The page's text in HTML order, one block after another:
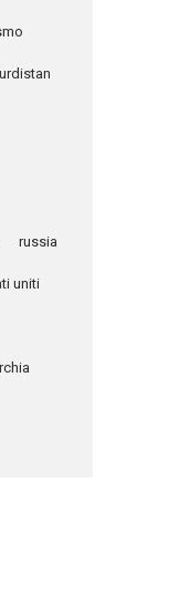
russia
uniti